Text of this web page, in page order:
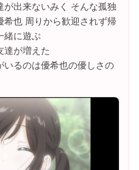
出来ないみく そんな孤独
也 周りから歓迎されず帰
緒に遊ぶ
達が増えた
いるのは優希也の優しさの